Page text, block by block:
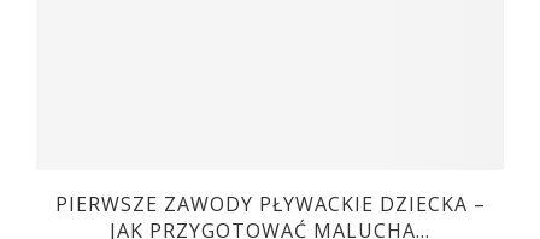
PIERWSZE ZAWODY PŁYWACKIE DZIECKA –
JAK PRZYGOTOWAĆ MALUCHA...